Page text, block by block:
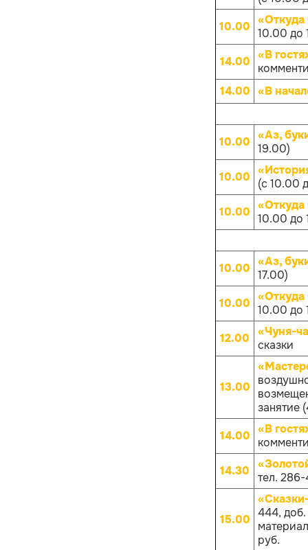
10.00 10.00 до
14.00 «В
14.00 «В
10.00 «Аз,
19.00)
10.00
(с 10.00
10.00 10.00 до
10.00 «Аз,
17.00)
10.00 10.00 до
12.00
«Чуня-
сказки
13.00
занятие
14.00 «В
14.30
тел.
15.00 444,
руб.